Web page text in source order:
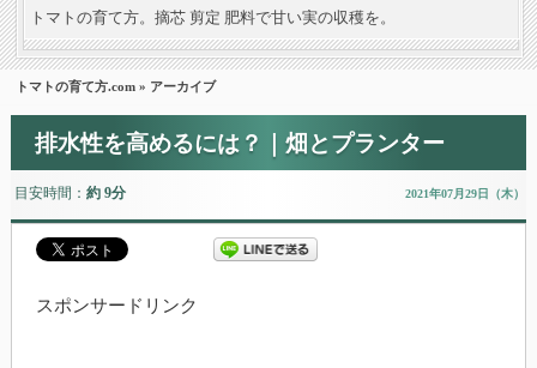
トマトの育て方。摘芯 剪定 肥料で甘い実の収穫を。
トマトの育て方.com » アーカイブ
排水性を高めるには？｜畑とプランター
目安時間： 約 9分 2021年07月29日（木）
スポンサードリンク